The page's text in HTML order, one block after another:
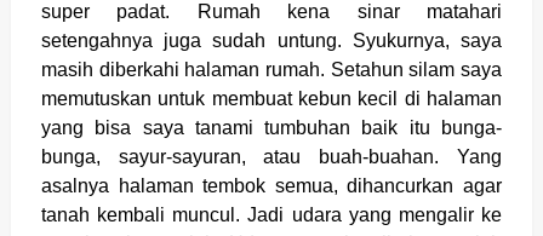
super padat. Rumah kena sinar matahari
setengahnya juga sudah untung. Syukurnya, saya
masih diberkahi halaman rumah. Setahun silam saya
memutuskan untuk membuat kebun kecil di halaman
yang bisa saya tanami tumbuhan baik itu bunga-
bunga, sayur-sayuran, atau buah-buahan. Yang
asalnya halaman tembok semua, dihancurkan agar
tanah kembali muncul. Jadi udara yang mengalir ke